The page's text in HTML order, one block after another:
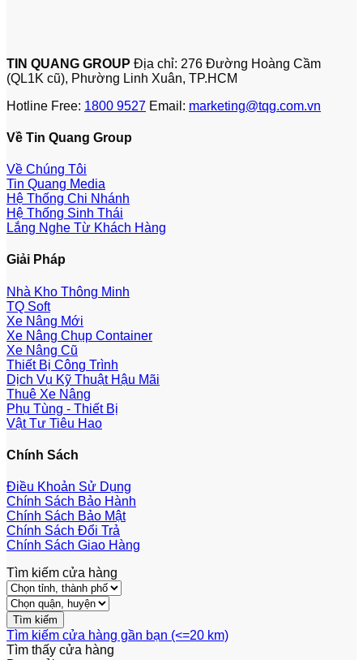
TIN QUANG GROUP Địa chỉ: 276 Đường Hoàng Cầm
(QL1K cũ), Phường Linh Xuân, TP.HCM
Hotline Free: 1800 9527 Email: marketing@tqg.com.vn
Về Tin Quang Group
Về Chúng Tôi
Tin Quang Media
Hệ Thống Chi Nhánh
Hệ Thống Sinh Thái
Lắng Nghe Từ Khách Hàng
Giải Pháp
Nhà Kho Thông Minh
TQ Soft
Xe Nâng Mới
Xe Nâng Chụp Container
Xe Nâng Cũ
Thiết Bị Công Trình
Dịch Vụ Kỹ Thuật Hậu Mãi
Thuê Xe Nâng
Phụ Tùng - Thiết Bị
Vật Tư Tiêu Hao
Chính Sách
Điều Khoản Sử Dụng
Chính Sách Bảo Hành
Chính Sách Bảo Mật
Chính Sách Đổi Trả
Chính Sách Giao Hàng
Tìm kiếm cửa hàng
Tìm kiếm cửa hàng gần bạn (<=20 km)
Tìm thấy cửa hàng